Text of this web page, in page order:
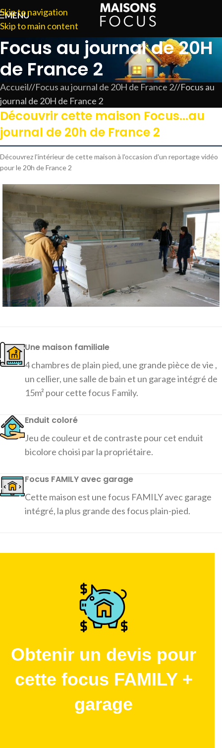
Skip to navigation
Skip to main content
MENU
Focus au journal de 20H
de France 2
Accueil/ Focus au journal de 20H de France 2/ Focus au
journal de 20H de France 2
Découvrir cette maison Focus...au
journal de 20h de France 2
Découvrez l'intérieur de cette maison à l'occasion d'un reportage vidéo
pour le 20h de France 2
Une maison familiale
4 chambres de plain pied, une grande pièce de vie ,
un cellier, une salle de bain et un garage intégré de
15m² pour cette focus Family.
Enduit coloré
Jeu de couleur et de contraste pour cet enduit
bicolore choisi par la propriétaire.
Focus FAMILY avec garage
Cette maison est une focus FAMILY avec garage
intégré, la plus grande des focus plain-pied.
Obtenir un devis pour
cette focus FAMILY +
garage